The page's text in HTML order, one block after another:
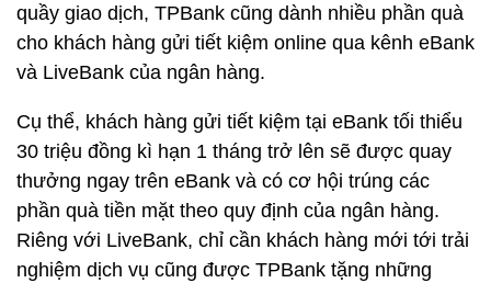
quầy giao dịch, TPBank cũng dành nhiều phần quà
cho khách hàng gửi tiết kiệm online qua kênh eBank
và LiveBank của ngân hàng.
Cụ thể, khách hàng gửi tiết kiệm tại eBank tối thiểu
30 triệu đồng kì hạn 1 tháng trở lên sẽ được quay
thưởng ngay trên eBank và có cơ hội trúng các
phần quà tiền mặt theo quy định của ngân hàng.
Riêng với LiveBank, chỉ cần khách hàng mới tới trải
nghiệm dịch vụ cũng được TPBank tặng những